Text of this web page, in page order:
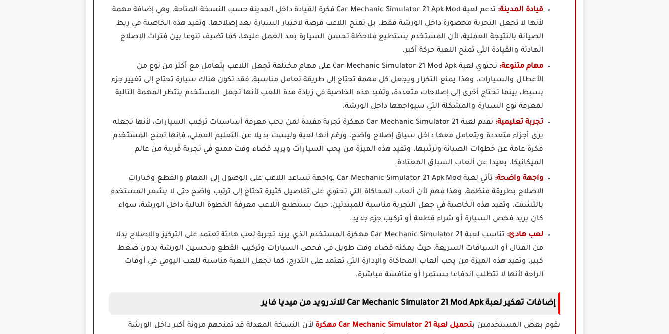
قيادة المدينة:
تدعم لعبة Car Mechanic Simulator 21 Apk Mod فكرة القيادة داخل المدينة حسب النسخة المتاحة، وهي إضافة مهمة
لأنها لا تجعل التجربة محصورة داخل الورشة فقط، بل تمنح اللاعب فرصة لاختبار السيارة بعد إصلاحها، وتفيد هذه الخاصية في ربط
الصيانة بالنتيجة العملية، لأن المستخدم يستطيع ملاحظة تحسن السيارة بعد العمل عليها، كما تضيف تنوعا بين فترات الإصلاح
الهادئة والقيادة التي تمنح اللعبة حركة أكبر.
مهام متنوعة:
تحتوي لعبة Car Mechanic Simulator 21 Mod Apk على مهام مختلفة تجعل اللاعب يتعامل مع أكثر من نوع من
الأعطال والسيارات، وهذا يمنع التكرار ويجعل كل مهمة تحتاج إلى طريقة تعامل مناسبة، فقد تكون هناك سيارة تحتاج إلى تغيير جزء
بسيط، بينما تحتاج أخرى إلى إصلاحات متعددة، وتفيد هذه الخاصية في زيادة مدة اللعب لأنها تجعل المستخدم ينتظر المهمة التالية
لمعرفة نوع السيارة والمشكلة التي سيواجهها داخل الورشة.
تجربة تعليمية:
تقدم لعبة Car Mechanic Simulator 21 مهكرة تجربة مفيدة لمن يحب معرفة أساسيات تركيب السيارات، لأنها تجعله
يرى أجزاء متعددة ويتعامل معها داخل سياق إصلاح واضح، ورغم أنها لعبة وليست بديلا عن التعليم العملي، فإنها تمنح المستخدم
فكرة عامة عن خطوات الصيانة وترتيبها، وتفيد هذه الميزة من يحب السيارات ويريد قضاء وقت ممتع في تجربة قريبة من عالم
الميكانيكا، بعيدا عن ألعاب السباق المعتادة.
واجهة واضحة:
تأتي لعبة Car Mechanic Simulator 21 Apk Mod بواجهة تساعد اللاعب على الوصول إلى المهام والقطع وخيارات
الإصلاح بطريقة منظمة، وهذا مهم لأن ألعاب المحاكاة التي تحتوي على تفاصيل كثيرة تحتاج إلى ترتيب واضح حتى لا يشعر المستخدم
بالتشتت، وتفيد هذه الخاصية في جعل التجربة مناسبة للمبتدئين، حيث يستطيع اللاعب معرفة الخطوة التالية داخل الورشة، سواء
كان يريد فحص السيارة أو شراء قطعة أو تركيب جزء جديد.
لعب هادئ:
تناسب لعبة Car Mechanic Simulator 21 مهكرة المستخدم الذي يريد تجربة لعب هادئة تعتمد على التركيز والإصلاح بدلا
من القتال أو السباقات السريعة، حيث يمكنه قضاء وقت طويل في فحص السيارات وتركيب القطع وتحسين الورشة بدون ضغط
كبير، وتفيد هذه الميزة من يحب ألعاب المحاكاة والإدارة التي تعتمد على التدرج، كما تجعل اللعبة مناسبة للعب اليومي في أوقات
الراحة لأنها لا تتطلب اندفاعا مستمرا أو منافسة مباشرة.
إضافات تهكير لعبة Car Mechanic Simulator 21 Mod Apk للاندرويد من ميديا فاير
يقوم بعض المستخدمين بتحميل لعبة Car Mechanic Simulator 21 مهكرة
لأن النسخة المعدلة قد تمنحهم مرونة أكبر داخل الورشة